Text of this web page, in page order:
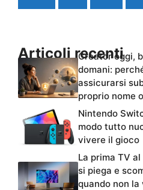
Articoli recenti
Creator oggi,
domani:
assicurarsi
proprio nome
Nintendo
modo tutto
vivere il gioco
La prima TV
si piega e
quando non la